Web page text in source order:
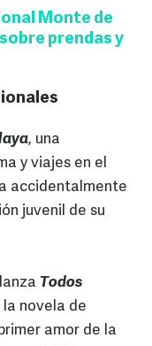
Monte de
prendas y
, una
y viajes en el
accidentalmente
juvenil de su
Todos
novela de
amor de la